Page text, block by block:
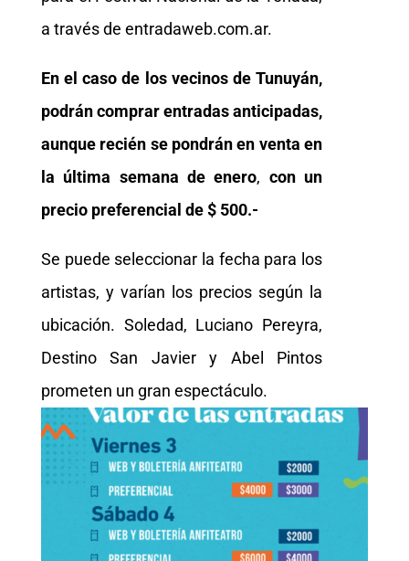
a través de entradaweb.com.ar.
En el caso de los vecinos de Tunuyán,
podrán comprar entradas anticipadas,
aunque recién se pondrán en venta en
la última semana de enero, con un
precio preferencial de $ 500.-
Se puede seleccionar la fecha para los
artistas, y varían los precios según la
ubicación. Soledad, Luciano Pereyra,
Destino San Javier y Abel Pintos
prometen un gran espectáculo.